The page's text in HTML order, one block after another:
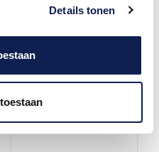
Details tonen